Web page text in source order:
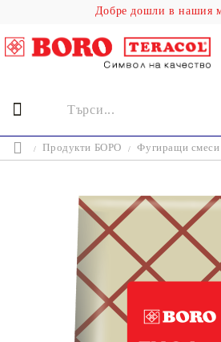
Добре дошли в нашия
Продукти БОРО Фугиращи смеси